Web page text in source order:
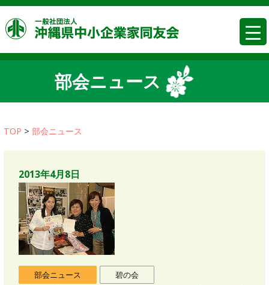
コ
ン
テ
ン
沖縄県
部会ニュース
TOP >部会ニュース
2013年4月8日
部会ニュース 碧の会